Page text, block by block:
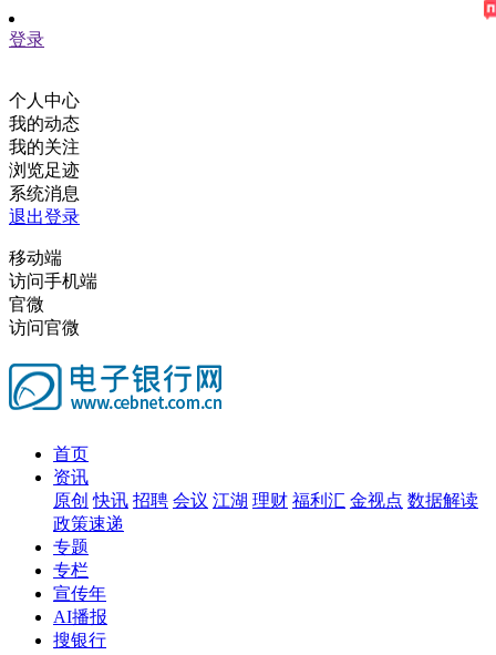
登录
个人中心
我的动态
我的关注
浏览足迹
系统消息
退出登录
移动端
访问手机端
官微
访问官微
首页
资讯
原创 快讯 招聘 会议 江湖 理财 福利汇 金视点 数据解读
政策速递
专题
专栏
宣传年
AI播报
搜银行